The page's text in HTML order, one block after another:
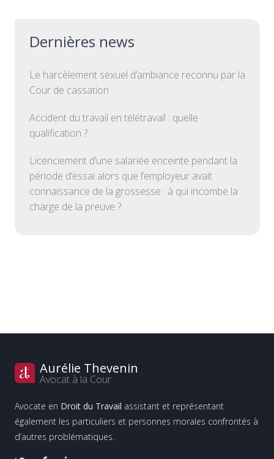
Dernières news
Le harcèlement sexuel d’ambiance reconnu par la
Cour de cassation
Accident du travail en télétravail : quelle
qualification ?
Licenciement d’une salariée enceinte pendant la
période d’essai alors que l’employeur avait
connaissance de la grossesse : à qui incombe la
charge de la preuve ?
Aurélie Thevenin
Avocat à la Cour
Avocate en Droit du Travail assistant et représentant
également les particuliers et personnes morales confrontés à
d’autres problématiques.